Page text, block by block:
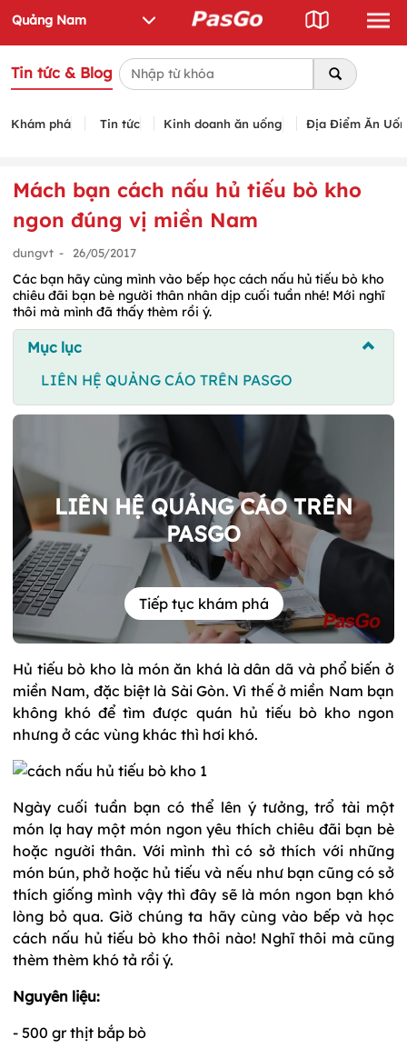
Tin tức & Blog
Khám phá Tin tức Kinh doanh ăn uống Địa Điểm Ăn
Mách bạn cách nấu hủ tiếu bò kho
ngon đúng vị miền Nam
dungvt - 26/05/2017
Các bạn hãy cùng mình vào bếp học cách nấu hủ tiếu bò kho
chiêu đãi bạn bè người thân nhân dịp cuối tuần nhé! Mới nghĩ
thôi mà mình đã thấy thèm rồi ý.
Mục lục
LIÊN HỆ QUẢNG CÁO TRÊN PASGO
LIÊN HỆ QUẢNG CÁO TRÊN
PASGO
Tiếp tục khám phá
Hủ tiếu bò kho là món ăn khá là dân dã và phổ biến ở
miền Nam, đặc biệt là Sài Gòn. Vì thế ở miền Nam bạn
không khó để tìm được quán hủ tiếu bò kho ngon
nhưng ở các vùng khác thì hơi khó.
Ngày cuối tuần bạn có thể lên ý tưởng, trổ tài một
món lạ hay một món ngon yêu thích chiêu đãi bạn bè
hoặc người thân. Với mình thì có sở thích với những
món bún, phở hoặc hủ tiếu và nếu như bạn cũng có sở
thích giống mình vậy thì đây sẽ là món ngon bạn khó
lòng bỏ qua. Giờ chúng ta hãy cùng vào bếp và học
cách nấu hủ tiếu bò kho thôi nào! Nghĩ thôi mà cũng
thèm thèm khó tả rồi ý.
Nguyên liệu:
- 500 gr thịt bắp bò